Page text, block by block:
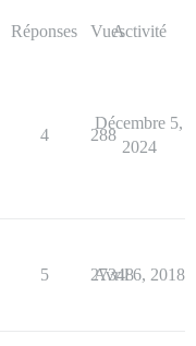
Réponses VuesActivité
4 288
Décembre 5,
2024
5 27348
Avril 6, 2018